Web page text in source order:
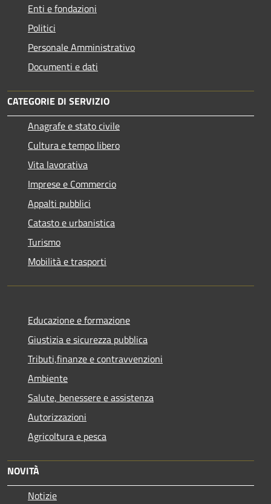
Enti e fondazioni
Politici
Personale Amministrativo
Documenti e dati
CATEGORIE DI SERVIZIO
Anagrafe e stato civile
Cultura e tempo libero
Vita lavorativa
Imprese e Commercio
Appalti pubblici
Catasto e urbanistica
Turismo
Mobilità e trasporti
Educazione e formazione
Giustizia e sicurezza pubblica
Tributi,finanze e contravvenzioni
Ambiente
Salute, benessere e assistenza
Autorizzazioni
Agricoltura e pesca
NOVITÀ
Notizie